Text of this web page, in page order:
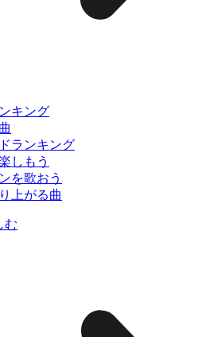
キング
ランキング
しもう
を歌おう
上がる曲
む